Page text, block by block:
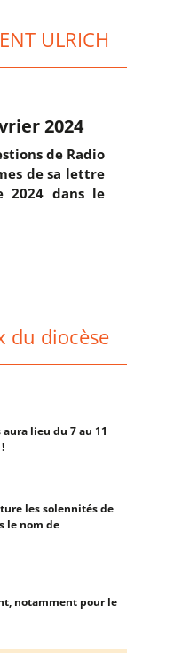
ULRICH
2024
de Radio
de sa lettre
2024 dans le
du diocèse
lieu du 7 au 11
les solennités de
le nom de
notamment pour le